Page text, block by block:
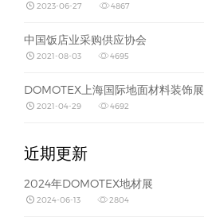
2023-06-27 4867
中国饭店业采购供应协会
2021-08-03 4695
DOMOTEX上海国际地面材料装饰展
2021-04-29 4692
近期更新
2024年DOMOTEX地材展
2024-06-13 2804